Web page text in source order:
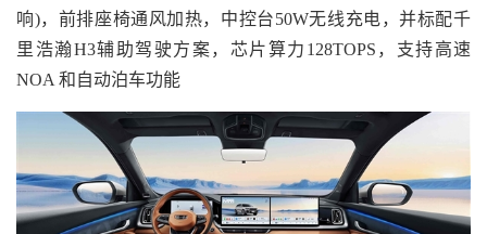
响)，前排座椅通风加热，中控台50W无线充电，并标配千
里浩瀚H3辅助驾驶方案，芯片算力128TOPS，支持高速
NOA 和自动泊车功能